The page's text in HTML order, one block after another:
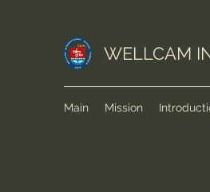
WELLCAM
Main Mission